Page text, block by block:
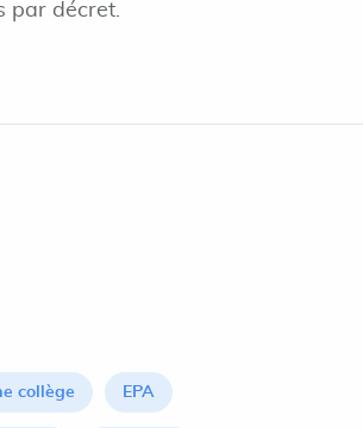
par décret.
collège EPA